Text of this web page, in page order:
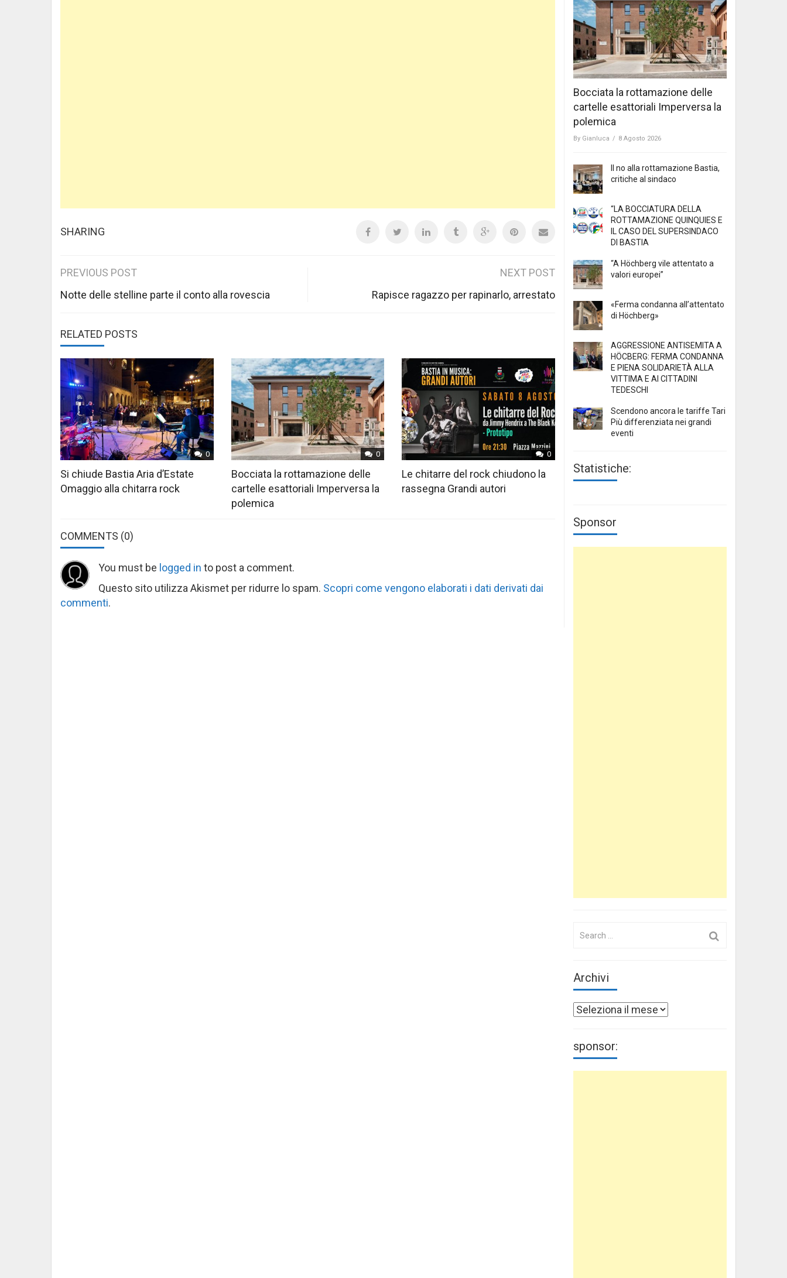
SHARING
Post
navigation
PREVIOUS POST
Notte delle stelline parte il conto alla rovescia
NEXT POST
Rapisce ragazzo per rapinarlo, arrestato
RELATED POSTS
0
Si chiude Bastia Aria d’Estate
Omaggio alla chitarra rock
0
Bocciata la rottamazione delle
cartelle esattoriali Imperversa la
polemica
0
Le chitarre del rock chiudono la
rassegna Grandi autori
COMMENTS (0)
You must be logged in to post a comment.
Questo sito utilizza Akismet per ridurre lo spam. Scopri come vengono elaborati i dati derivati dai
commenti.
Bocciata la rottamazione delle
cartelle esattoriali Imperversa la
polemica
By Gianluca / 8 Agosto 2026
Il no alla rottamazione Bastia,
critiche al sindaco
“LA BOCCIATURA DELLA
ROTTAMAZIONE QUINQUIES E
IL CASO DEL SUPERSINDACO
DI BASTIA
“A Höchberg vile attentato a
valori europei”
«Ferma condanna all’attentato
di Höchberg»
AGGRESSIONE ANTISEMITA A
HÖCBERG: FERMA CONDANNA
E PIENA SOLIDARIETÀ ALLA
VITTIMA E AI CITTADINI
TEDESCHI
Scendono ancora le tariffe Tari
Più differenziata nei grandi
eventi
Statistiche:
Sponsor
Archivi
Archivi
sponsor: